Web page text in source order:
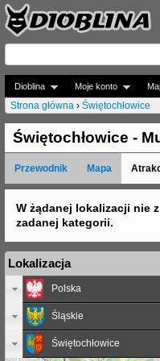
Dioblina Moje konto
J
e
s
e
ś
t
a
Strona główna › Świętochłowice
Świętochłowice -
Przewodnik Mapa
W żądanej lokalizacji nie
zadanej kategorii.
Lokalizacja
Polska
Śląskie
Świętochłowice